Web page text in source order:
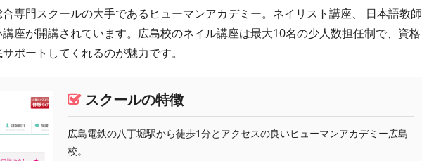
専門スクールの大手であるヒューマンアカデミー。ネイリスト講座、 日本語教師
座が開講されています。広島校のネイル講座は最大10名の少人数担任制で、資格
ポートしてくれるのが魅力です。
スクールの特徴
広島電鉄の八丁堀駅から徒歩1分とアクセスの良いヒューマンアカデミー広島
校。